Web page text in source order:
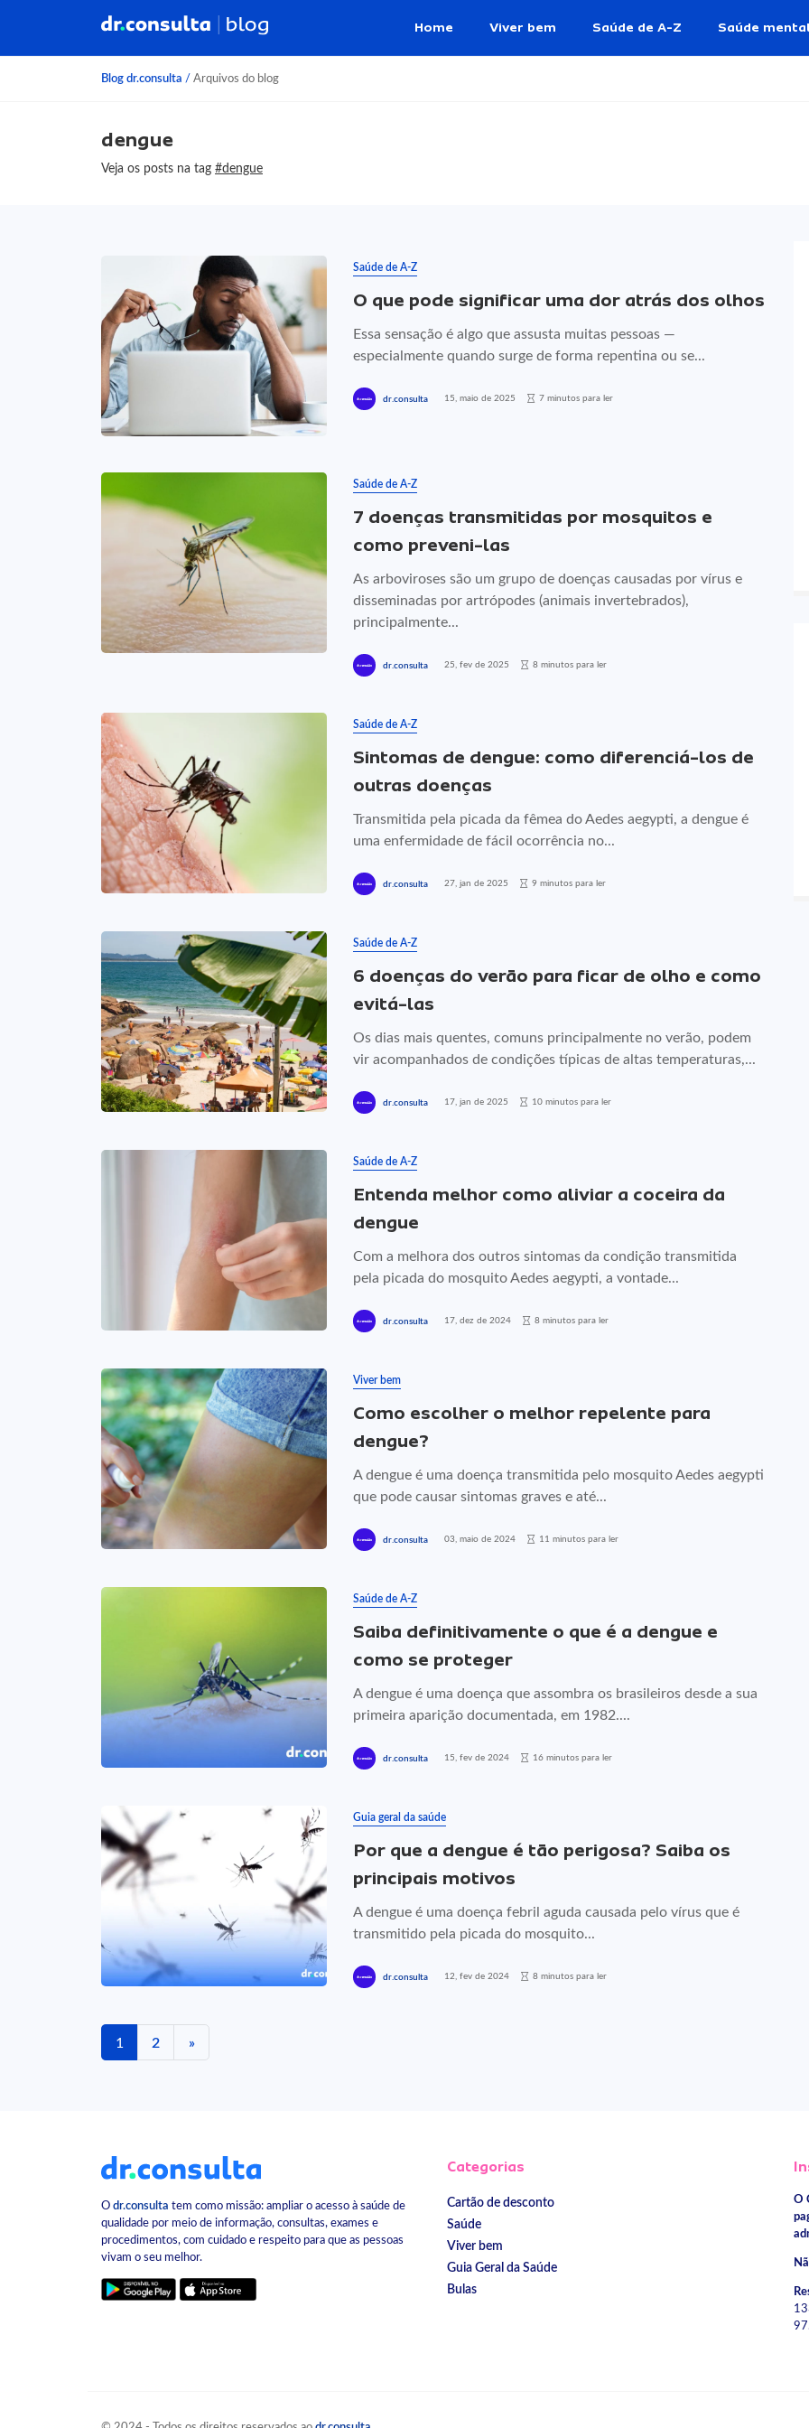
Home Viver bem Saúde de A-Z Saúde
Blog dr.consulta / Arquivos do blog
dengue
Veja os posts na tag #dengue
Saúde de A-Z
O que pode significar uma dor atrás dos olhos
Essa sensação é algo que assusta muitas pessoas —
especialmente quando surge de forma repentina ou se...
dr.consulta 15, maio de 2025 7 minutos para ler
Saúde de A-Z
7 doenças transmitidas por mosquitos e
como preveni-las
As arboviroses são um grupo de doenças causadas por vírus e
disseminadas por artrópodes (animais invertebrados),
principalmente...
dr.consulta 25, fev de 2025 8 minutos para ler
Saúde de A-Z
Sintomas de dengue: como diferenciá-los de
outras doenças
Transmitida pela picada da fêmea do Aedes aegypti, a dengue é
uma enfermidade de fácil ocorrência no...
dr.consulta 27, jan de 2025 9 minutos para ler
Saúde de A-Z
6 doenças do verão para ficar de olho e como
evitá-las
Os dias mais quentes, comuns principalmente no verão, podem
vir acompanhados de condições típicas de altas temperaturas,...
dr.consulta 17, jan de 2025 10 minutos para ler
Saúde de A-Z
Entenda melhor como aliviar a coceira da
dengue
Com a melhora dos outros sintomas da condição transmitida
pela picada do mosquito Aedes aegypti, a vontade...
dr.consulta 17, dez de 2024 8 minutos para ler
Viver bem
Como escolher o melhor repelente para
dengue?
A dengue é uma doença transmitida pelo mosquito Aedes aegypti
que pode causar sintomas graves e até...
dr.consulta 03, maio de 2024 11 minutos para ler
Saúde de A-Z
Saiba definitivamente o que é a dengue e
como se proteger
A dengue é uma doença que assombra os brasileiros desde a sua
primeira aparição documentada, em 1982....
dr.consulta 15, fev de 2024 16 minutos para ler
Guia geral da saúde
Por que a dengue é tão perigosa? Saiba os
principais motivos
A dengue é uma doença febril aguda causada pelo vírus que é
transmitido pela picada do mosquito...
dr.consulta 12, fev de 2024 8 minutos para ler
1 2 »
O dr.consulta tem como missão: ampliar o acesso à saúde de
qualidade por meio de informação, consultas, exames e
procedimentos, com cuidado e respeito para que as pessoas
vivam o seu melhor.
Categorias
Cartão de desconto
Saúde
Viver bem
Guia Geral da Saúde
Bulas
O